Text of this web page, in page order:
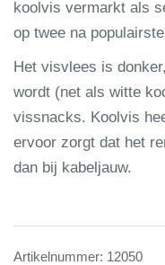
koolvis vermarkt als
op twee na
Het visvlees is
wordt (net als witte
vissnacks. Koolvis
ervoor zorgt dat het
dan bij kabeljauw.
Artikelnummer: 12050